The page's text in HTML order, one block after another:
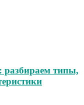
разбираем типы,